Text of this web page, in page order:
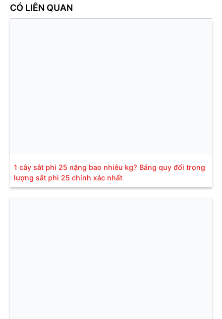
CÓ LIÊN QUAN
1 cây sắt phi 25 nặng bao nhiêu kg? Bảng quy đổi trọng
lượng sắt phi 25 chính xác nhất